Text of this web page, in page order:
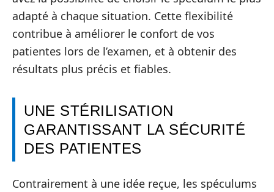
adapté à chaque situation. Cette flexibilité
contribue à améliorer le confort de vos
patientes lors de l’examen, et à obtenir des
résultats plus précis et fiables.
UNE STÉRILISATION
GARANTISSANT LA SÉCURITÉ
DES PATIENTES
Contrairement à une idée reçue, les spéculums